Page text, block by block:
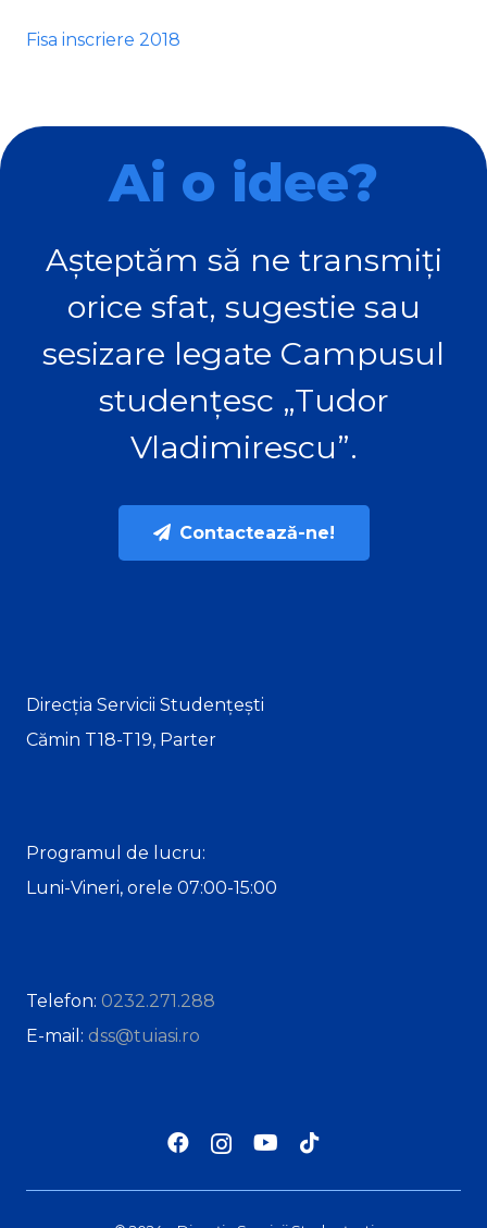
Fisa inscriere 2018
Ai o idee?
Așteptăm să ne transmiți
orice sfat, sugestie sau
sesizare legate Campusul
studențesc „Tudor
Vladimirescu”.
Contactează-ne!
Direcția Servicii Studențești
Cămin T18-T19, Parter
Programul de lucru:
Luni-Vineri, orele 07:00-15:00
Telefon: 0232.271.288
E-mail: dss@tuiasi.ro